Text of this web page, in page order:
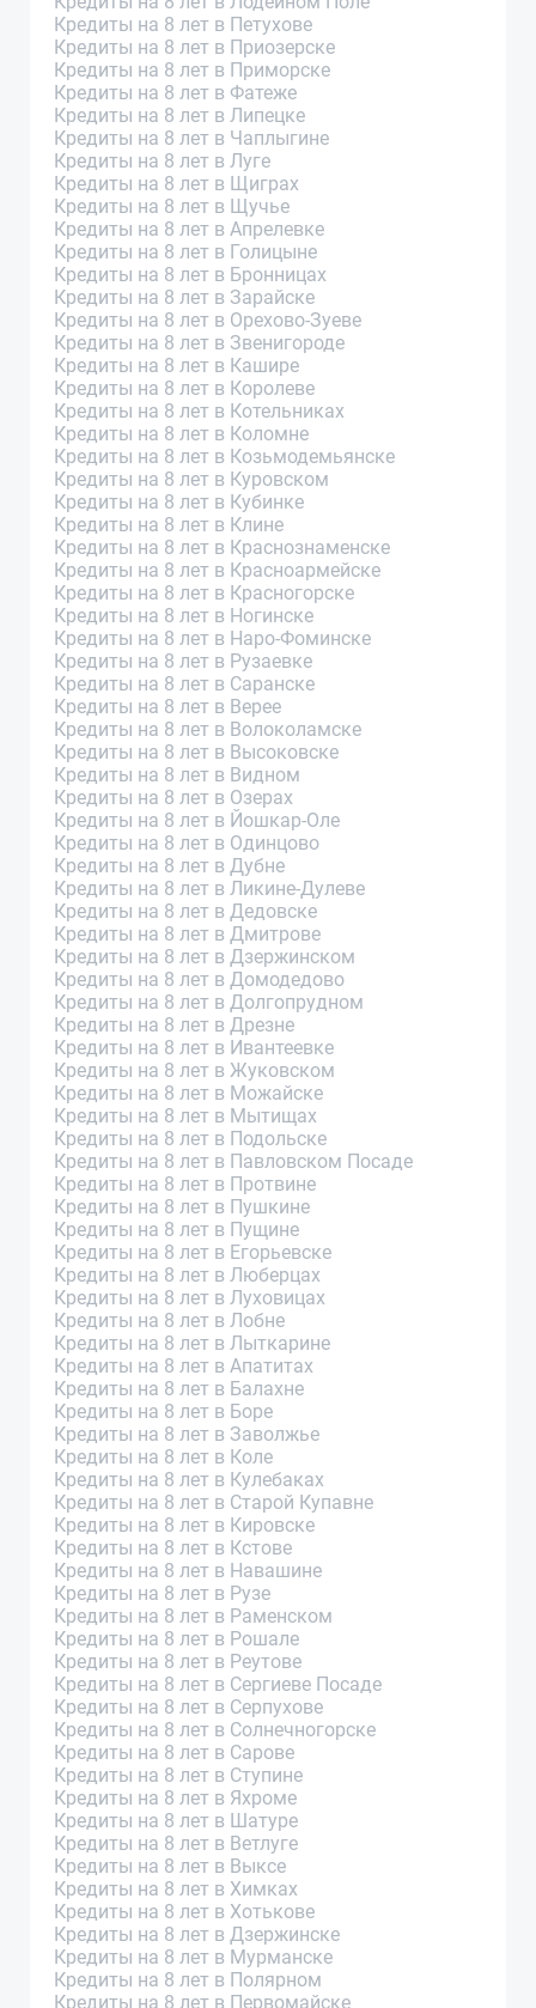
Кредиты на 8 лет в Петухове
Кредиты на 8 лет в Приозерске
Кредиты на 8 лет в Приморске
Кредиты на 8 лет в Фатеже
Кредиты на 8 лет в Липецке
Кредиты на 8 лет в Чаплыгине
Кредиты на 8 лет в Луге
Кредиты на 8 лет в Щиграх
Кредиты на 8 лет в Щучье
Кредиты на 8 лет в Апрелевке
Кредиты на 8 лет в Голицыне
Кредиты на 8 лет в Бронницах
Кредиты на 8 лет в Зарайске
Кредиты на 8 лет в Орехово-Зуеве
Кредиты на 8 лет в Звенигороде
Кредиты на 8 лет в Кашире
Кредиты на 8 лет в Королеве
Кредиты на 8 лет в Котельниках
Кредиты на 8 лет в Коломне
Кредиты на 8 лет в Козьмодемьянске
Кредиты на 8 лет в Куровском
Кредиты на 8 лет в Кубинке
Кредиты на 8 лет в Клине
Кредиты на 8 лет в Краснознаменске
Кредиты на 8 лет в Красноармейске
Кредиты на 8 лет в Красногорске
Кредиты на 8 лет в Ногинске
Кредиты на 8 лет в Наро-Фоминске
Кредиты на 8 лет в Рузаевке
Кредиты на 8 лет в Саранске
Кредиты на 8 лет в Верее
Кредиты на 8 лет в Волоколамске
Кредиты на 8 лет в Высоковске
Кредиты на 8 лет в Видном
Кредиты на 8 лет в Озерах
Кредиты на 8 лет в Йошкар-Оле
Кредиты на 8 лет в Одинцово
Кредиты на 8 лет в Дубне
Кредиты на 8 лет в Ликине-Дулеве
Кредиты на 8 лет в Дедовске
Кредиты на 8 лет в Дмитрове
Кредиты на 8 лет в Дзержинском
Кредиты на 8 лет в Домодедово
Кредиты на 8 лет в Долгопрудном
Кредиты на 8 лет в Дрезне
Кредиты на 8 лет в Ивантеевке
Кредиты на 8 лет в Жуковском
Кредиты на 8 лет в Можайске
Кредиты на 8 лет в Мытищах
Кредиты на 8 лет в Подольске
Кредиты на 8 лет в Павловском Посаде
Кредиты на 8 лет в Протвине
Кредиты на 8 лет в Пушкине
Кредиты на 8 лет в Пущине
Кредиты на 8 лет в Егорьевске
Кредиты на 8 лет в Люберцах
Кредиты на 8 лет в Луховицах
Кредиты на 8 лет в Лобне
Кредиты на 8 лет в Лыткарине
Кредиты на 8 лет в Апатитах
Кредиты на 8 лет в Балахне
Кредиты на 8 лет в Боре
Кредиты на 8 лет в Заволжье
Кредиты на 8 лет в Коле
Кредиты на 8 лет в Кулебаках
Кредиты на 8 лет в Старой Купавне
Кредиты на 8 лет в Кировске
Кредиты на 8 лет в Кстове
Кредиты на 8 лет в Навашине
Кредиты на 8 лет в Рузе
Кредиты на 8 лет в Раменском
Кредиты на 8 лет в Рошале
Кредиты на 8 лет в Реутове
Кредиты на 8 лет в Сергиеве Посаде
Кредиты на 8 лет в Серпухове
Кредиты на 8 лет в Солнечногорске
Кредиты на 8 лет в Сарове
Кредиты на 8 лет в Ступине
Кредиты на 8 лет в Яхроме
Кредиты на 8 лет в Шатуре
Кредиты на 8 лет в Ветлуге
Кредиты на 8 лет в Выксе
Кредиты на 8 лет в Химках
Кредиты на 8 лет в Хотькове
Кредиты на 8 лет в Дзержинске
Кредиты на 8 лет в Мурманске
Кредиты на 8 лет в Полярном
Кредиты на 8 лет в Первомайске